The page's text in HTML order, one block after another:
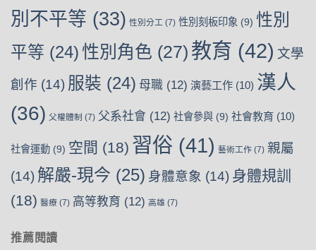
別不平等 (33) 性別分工 (7) 性別刻板印象 (9) 性別
平等 (24) 性別角色 (27) 教育 (42) 文學
創作 (14) 服裝 (24) 母職 (12) 演藝工作 (10) 漢人
(36) 父權體制 (7) 父系社會 (12) 社會參與 (9) 社會教育 (10)
社會運動 (9) 空間 (18) 習俗 (41) 藝術工作 (7) 親屬
(14) 解嚴-現今 (25) 身體意象 (14) 身體規訓
(18) 醫療 (7) 高等教育 (12) 高雄 (7)
推薦閱讀